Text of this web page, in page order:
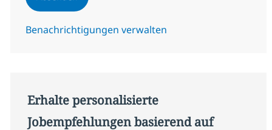
Benachrichtigungen verwalten
Erhalte personalisierte
Jobempfehlungen basierend auf